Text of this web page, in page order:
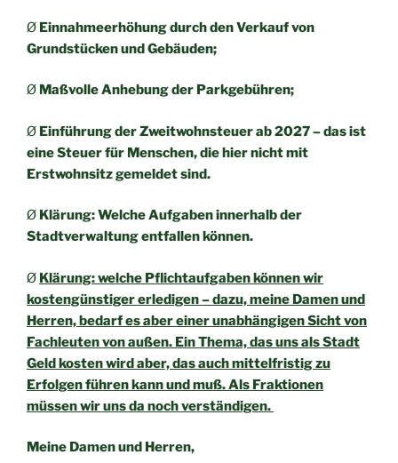
Ø Einnahmeerhöhung durch den Verkauf von
Grundstücken und Gebäuden;
Ø Maßvolle Anhebung der Parkgebühren;
Ø Einführung der Zweitwohnsteuer ab 2027 – das ist
eine Steuer für Menschen, die hier nicht mit
Erstwohnsitz gemeldet sind.
Ø Klärung: Welche Aufgaben innerhalb der
Stadtverwaltung entfallen können.
Ø Klärung: welche Pflichtaufgaben können wir
kostengünstiger erledigen – dazu, meine Damen und
Herren, bedarf es aber einer unabhängigen Sicht von
Fachleuten von außen. Ein Thema, das uns als Stadt
Geld kosten wird aber, das auch mittelfristig zu
Erfolgen führen kann und muß. Als Fraktionen
müssen wir uns da noch verständigen.
Meine Damen und Herren,